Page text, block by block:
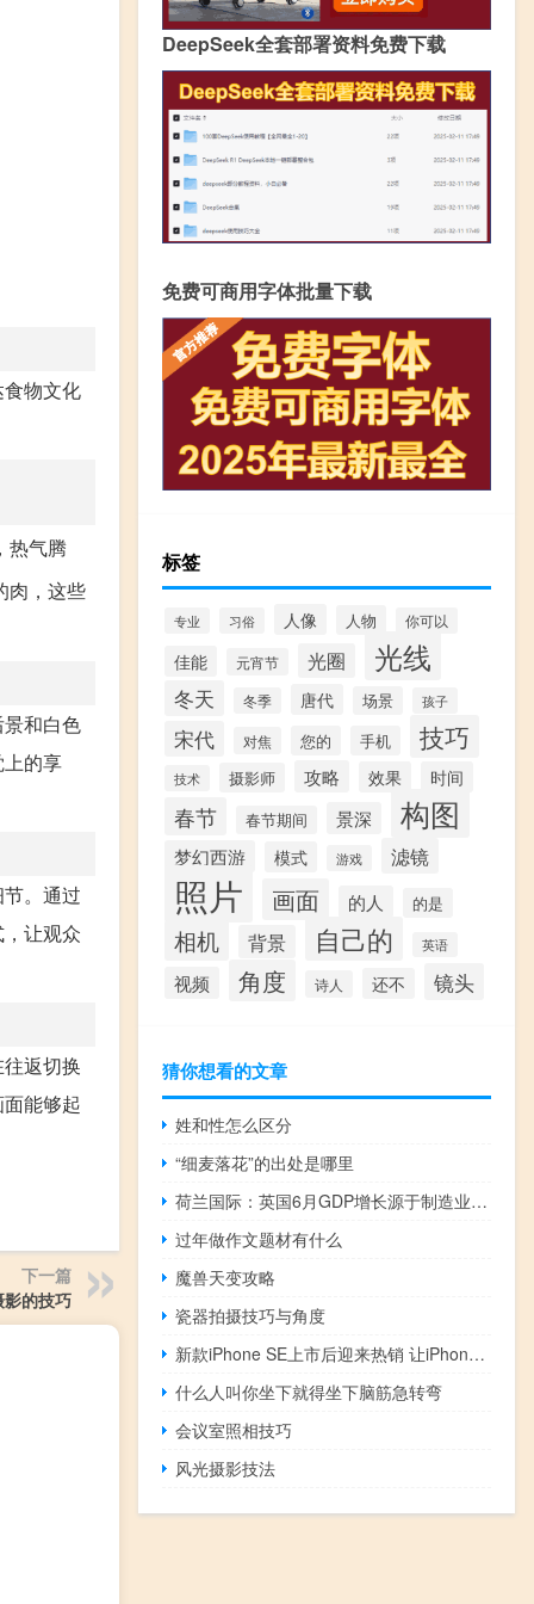
物文化
热气腾
肉，这些
和白色
的享
。通过
让观众
返切换
能够起
下一篇
的技巧
DeepSeek全套部署资料免费下载
免费可商用字体批量下载
标签
专业 习俗 人像 人物 你可以
佳能 元宵节 光圈 光线
冬天 冬季 唐代 场景 孩子
宋代 对焦 您的 手机 技巧
技术 摄影师 攻略 效果 时间
春节 春节期间 景深 构图
梦幻西游 模式 游戏 滤镜
照片 画面 的人 的是
相机 背景 自己的 英语
视频 角度 诗人 还不 镜头
猜你想看的文章
姓和性怎么区分
“细麦落花”的出处是哪里
荷兰国际：英国6月GDP增长源于制造业的推动
过年做作文题材有什么
魔兽天变攻略
瓷器拍摄技巧与角度
新款iPhone SE上市后迎来热销 让iPhone时刻保持最新状态
什么人叫你坐下就得坐下脑筋急转弯
会议室照相技巧
风光摄影技法